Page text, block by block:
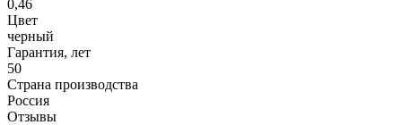
0,46
Цвет
черный
Гарантия, лет
50
Страна производства
Россия
Отзывы